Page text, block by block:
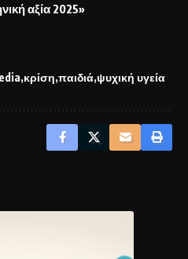
αξία 2025»
κρίση παιδιά ψυχική υγεία